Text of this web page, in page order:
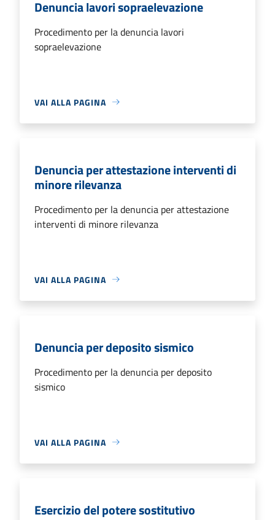
Denuncia lavori sopraelevazione
Procedimento per la denuncia lavori
sopraelevazione
VAI ALLA PAGINA
Denuncia per attestazione interventi di
minore rilevanza
Procedimento per la denuncia per attestazione
interventi di minore rilevanza
VAI ALLA PAGINA
Denuncia per deposito sismico
Procedimento per la denuncia per deposito
sismico
VAI ALLA PAGINA
Esercizio del potere sostitutivo